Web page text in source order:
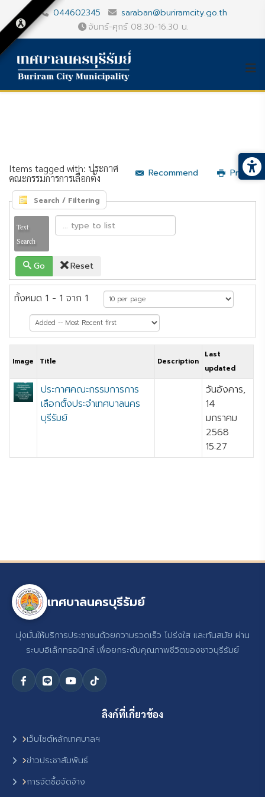
044602345
saraban@buriramcity.go.th
จันทร์-ศุกร์ 08.30-16.30 น.
Recommend Print
Items tagged with: ประกาศ
คณะกรรมการการเลือกตั้ง
Search / Filtering
Text
Search
Go Reset
ทั้งหมด 1 - 1 จาก 1
Image Title Description
Last
updated
ประกาศคณะกรรมการการ
เลือกตั้งประจำเทศบาลนคร
บุรีรัมย์
วันอังคาร,
14
มกราคม
2568
15:27
เทศบาลนครบุรีรัมย์
มุ่งมั่นให้บริการประชาชนด้วยความรวดเร็ว โปร่งใส และทันสมัย ผ่าน
ระบบอิเล็กทรอนิกส์ เพื่อยกระดับคุณภาพชีวิตของชาวบุรีรัมย์
ลิงก์ที่เกี่ยวข้อง
เว็บไซต์หลักเทศบาลฯ
ข่าวประชาสัมพันธ์
การจัดซื้อจัดจ้าง